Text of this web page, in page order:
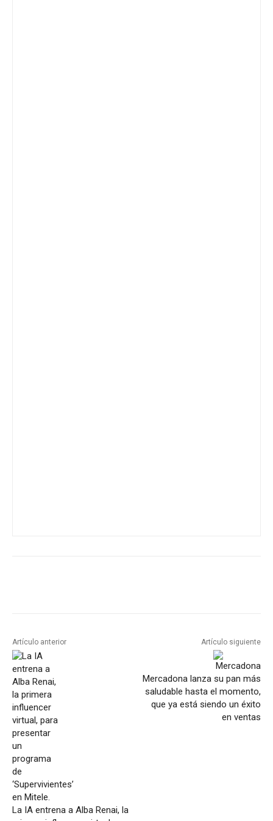
Artículo anterior
La IA entrena a Alba Renai, la
Artículo siguiente
Mercadona lanza su pan más
saludable hasta el momento,
que ya está siendo un éxito
en ventas